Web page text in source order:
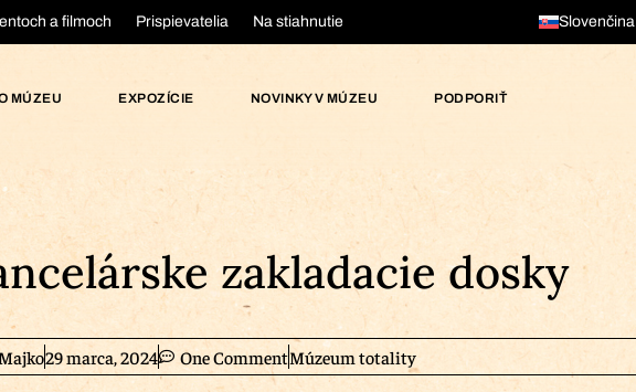
a filmoch Prispievatelia Na stiahnutie Slovenčina
MÚZEU EXPOZÍCIE NOVINKY V MÚZEU PODPORIŤ
zakladacie dosky
29 marca, 2024 One CommentMúzeum totality